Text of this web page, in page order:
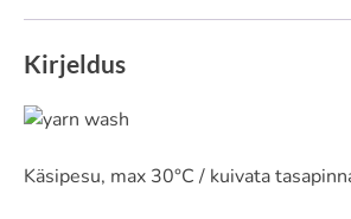
Kirjeldus
Käsipesu, max 30°C / kuivata